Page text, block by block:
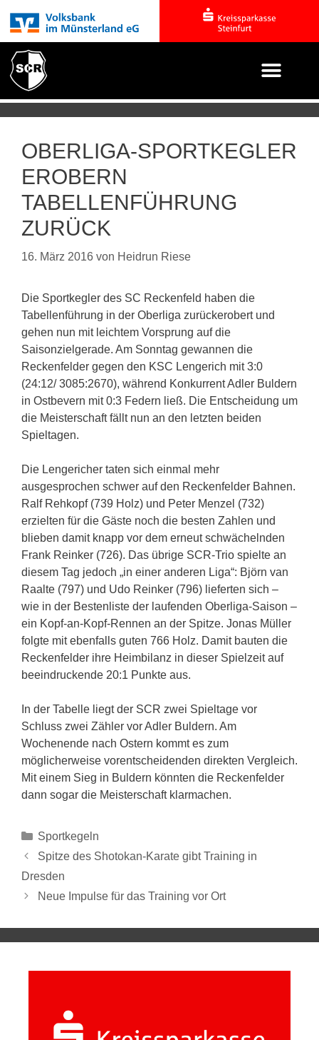
OBERLIGA-SPORTKEGLER
EROBERN
TABELLENFÜHRUNG
ZURÜCK
16. März 2016 von Heidrun Riese
Die Sportkegler des SC Reckenfeld haben die
Tabellenführung in der Oberliga zurückerobert und
gehen nun mit leichtem Vorsprung auf die
Saisonzielgerade. Am Sonntag gewannen die
Reckenfelder gegen den KSC Lengerich mit 3:0
(24:12/ 3085:2670), während Konkurrent Adler Buldern
in Ostbevern mit 0:3 Federn ließ. Die Entscheidung um
die Meisterschaft fällt nun an den letzten beiden
Spieltagen.
Die Lengericher taten sich einmal mehr
ausgesprochen schwer auf den Reckenfelder Bahnen.
Ralf Rehkopf (739 Holz) und Peter Menzel (732)
erzielten für die Gäste noch die besten Zahlen und
blieben damit knapp vor dem erneut schwächelnden
Frank Reinker (726). Das übrige SCR-Trio spielte an
diesem Tag jedoch „in einer anderen Liga“: Björn van
Raalte (797) und Udo Reinker (796) lieferten sich –
wie in der Bestenliste der laufenden Oberliga-Saison –
ein Kopf-an-Kopf-Rennen an der Spitze. Jonas Müller
folgte mit ebenfalls guten 766 Holz. Damit bauten die
Reckenfelder ihre Heimbilanz in dieser Spielzeit auf
beeindruckende 20:1 Punkte aus.
In der Tabelle liegt der SCR zwei Spieltage vor
Schluss zwei Zähler vor Adler Buldern. Am
Wochenende nach Ostern kommt es zum
möglicherweise vorentscheidenden direkten Vergleich.
Mit einem Sieg in Buldern könnten die Reckenfelder
dann sogar die Meisterschaft klarmachen.
Sportkegeln
Spitze des Shotokan-Karate gibt Training in
Dresden
Neue Impulse für das Training vor Ort